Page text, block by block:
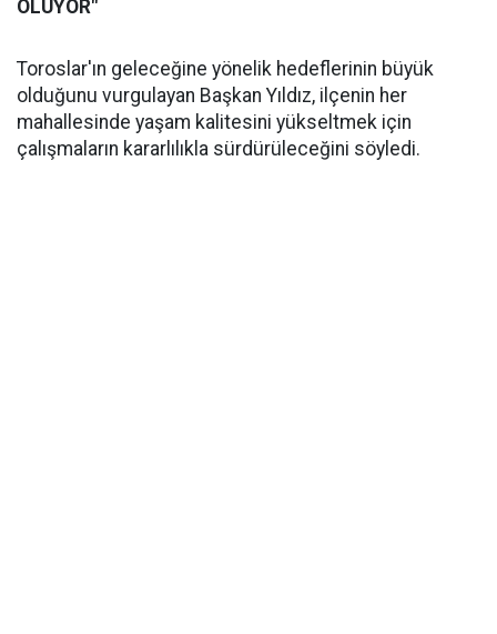
OLUYOR"
Toroslar'ın geleceğine yönelik hedeflerinin büyük
olduğunu vurgulayan Başkan Yıldız, ilçenin her
mahallesinde yaşam kalitesini yükseltmek için
çalışmaların kararlılıkla sürdürüleceğini söyledi.